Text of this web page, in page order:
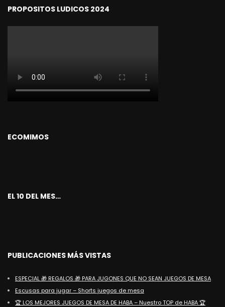
PROPOSITOS LUDICOS 2024
ECOMIMOS
EL 10 DEL MES…
PUBLICACIONES MÁS VISTAS
ESPECIAL 🎁 REGALOS 🎁 PARA JUGONES QUE NO SEAN JUEGOS DE MESA
Escusas para jugar – Shorts juegos de mesa
🏆 LOS MEJORES JUEGOS DE MESA DE HABA – Nuestro TOP de HABA 🏆